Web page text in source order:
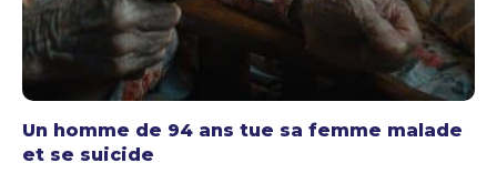
Un homme de 94 ans tue sa femme malade
et se suicide